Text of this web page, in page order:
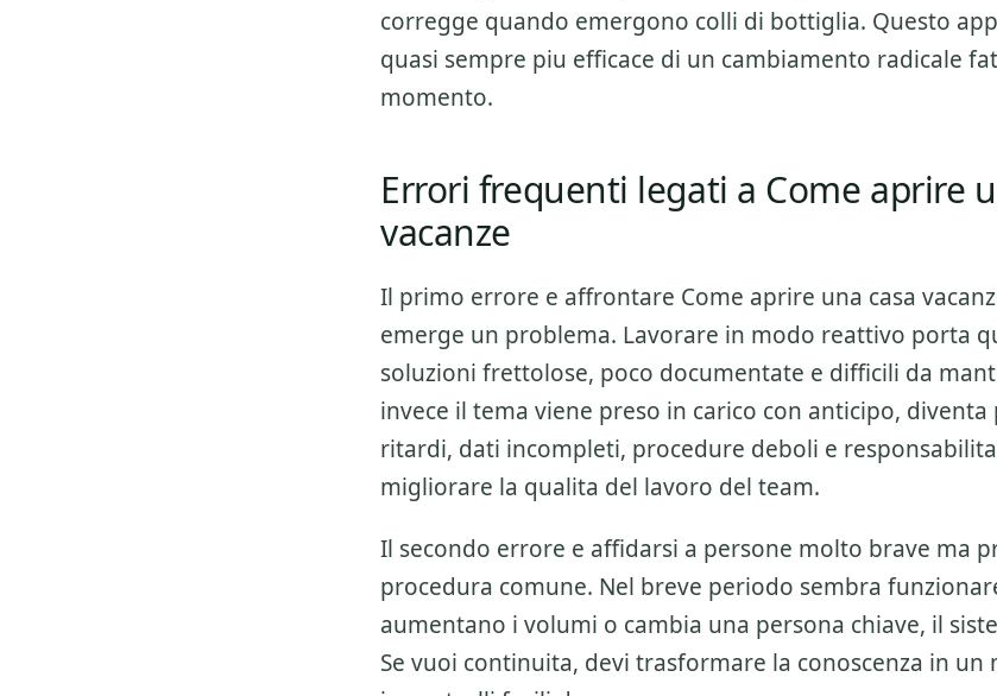
corregge quando emergono colli di bottiglia. Questo
quasi sempre piu efficace di un cambiamento radicale
momento.
Errori frequenti legati a Come aprire
vacanze
Il primo errore e affrontare Come aprire una casa
emerge un problema. Lavorare in modo reattivo porta
soluzioni frettolose, poco documentate e difficili da
invece il tema viene preso in carico con anticipo,
ritardi, dati incompleti, procedure deboli e
migliorare la qualita del lavoro del team.
Il secondo errore e affidarsi a persone molto brave ma
procedura comune. Nel breve periodo sembra
aumentano i volumi o cambia una persona chiave, il
Se vuoi continuita, devi trasformare la conoscenza in un